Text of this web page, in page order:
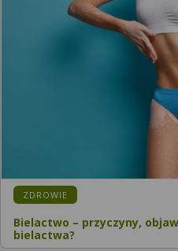
KATEGORIA:
ZDROWIE
Bielactwo – przyczyny,
bielactwa?